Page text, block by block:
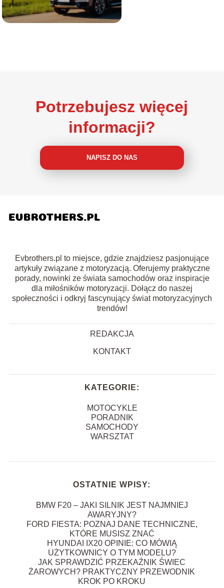
Potrzebujesz więcej
informacji?
NAPISZ DO NAS
Evbrothers.pl to miejsce, gdzie znajdziesz pasjonujące
artykuły związane z motoryzacją. Oferujemy praktyczne
porady, nowinki ze świata samochodów oraz inspiracje
dla miłośników motoryzacji. Dołącz do naszej
społeczności i odkryj fascynujący świat motoryzacyjnych
trendów!
REDAKCJA
KONTAKT
KATEGORIE:
MOTOCYKLE
PORADNIK
SAMOCHODY
WARSZTAT
OSTATNIE WPISY:
BMW F20 – JAKI SILNIK JEST NAJMNIEJ
AWARYJNY?
FORD FIESTA: POZNAJ DANE TECHNICZNE,
KTÓRE MUSISZ ZNAĆ
HYUNDAI IX20 OPINIE: CO MÓWIĄ
UŻYTKOWNICY O TYM MODELU?
JAK SPRAWDZIĆ PRZEKAŹNIK ŚWIEC
ŻAROWYCH? PRAKTYCZNY PRZEWODNIK
KROK PO KROKU